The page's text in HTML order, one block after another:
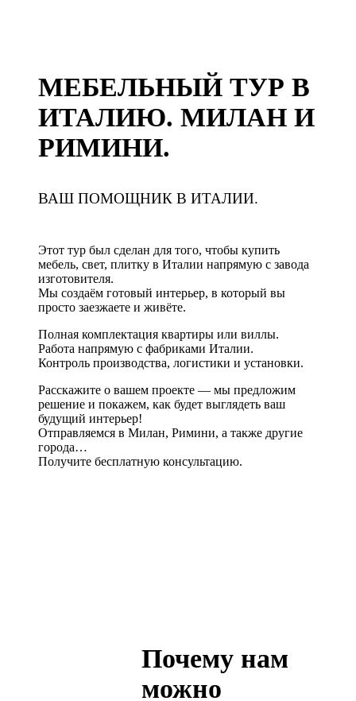
МЕБЕЛЬНЫЙ ТУР В
ИТАЛИЮ. МИЛАН И
РИМИНИ.
ВАШ ПОМОЩНИК В ИТАЛИИ.
Этот тур был сделан для того, чтобы купить
мебель, свет, плитку в Италии напрямую с завода
изготовителя.
Мы создаём готовый интерьер, в который вы
просто заезжаете и живёте.
Полная комплектация квартиры или виллы.
Работа напрямую с фабриками Италии.
Контроль производства, логистики и установки.
Расскажите о вашем проекте — мы предложим
решение и покажем, как будет выглядеть ваш
будущий интерьер!
Отправляемся в Милан, Римини, а также другие
города…
Получите бесплатную консультацию.
Почему нам
можно